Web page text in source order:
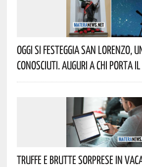
Oggi Si Festeggia San Lorenzo,
Conosciuti. Auguri A Chi Porta Il
Truffe E Brutte Sorprese In